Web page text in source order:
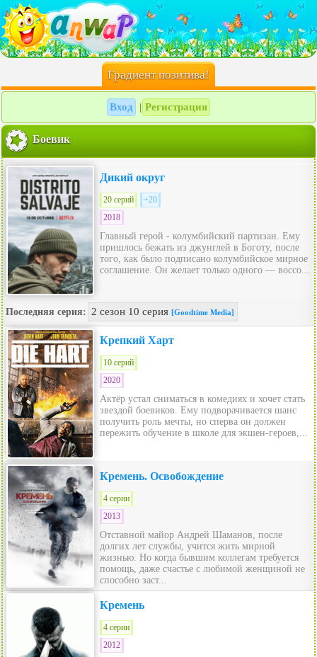
Градиент позитива!
Вход Регистрация
Боевик
Дикий округ
20 серий
+20
2018
Главный герой - колумбийский партизан. Ему
пришлось бежать из джунглей в Боготу, после
того, как было подписано колумбийское мирное
соглашение. Он желает только одного — воссо...
Последняя серия: 2 сезон 10 серия [Goodtime Media]
Крепкий Харт
10 серий
2020
Актёр устал сниматься в комедиях и хочет стать
звездой боевиков. Ему подворачивается шанс
получить роль мечты, но сперва он должен
пережить обучение в школе для экшен-героев,...
Кремень. Освобождение
4 серии
2013
Отставной майор Андрей Шаманов, после
долгих лет службы, учится жить мирной
жизнью. Но когда бывшим коллегам требуется
помощь, даже счастье с любимой женщиной не
способно заст...
Кремень
4 серии
2012